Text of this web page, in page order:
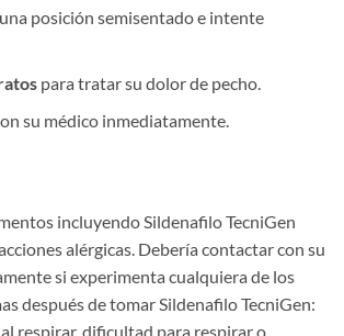
posición semisentado e intente
para tratar su dolor de pecho.
su médico inmediatamente.
incluyendo Sildenafilo TecniGen
alérgicas. Debería contactar con su
si experimenta cualquiera de los
después de tomar Sildenafilo TecniGen:
respirar, dificultad para respirar o